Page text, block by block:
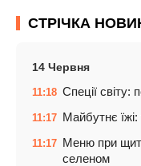
СТРІЧКА
14 Червня
11:18 Спеції світу:
11:17 Майбутнє їжі:
11:17 Меню при
селеном